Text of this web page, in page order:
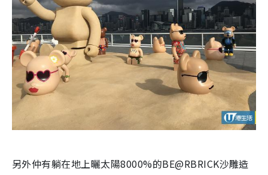
另外仲有躺在地上曬太陽8000%的BE@RBRICK沙雕造